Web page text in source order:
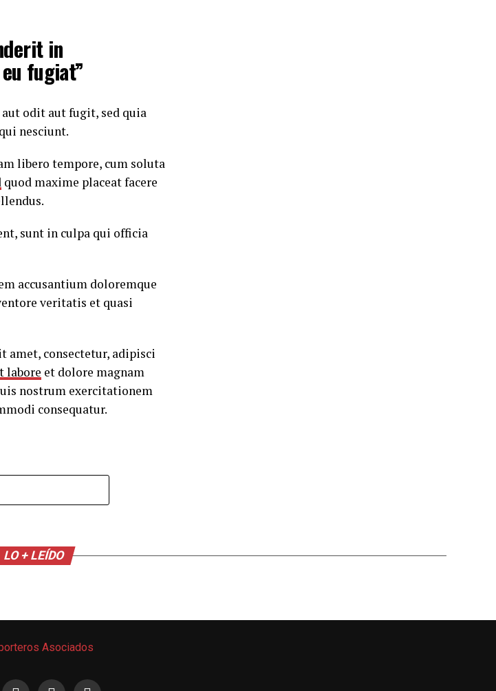
in
fugiat”
odit aut fugit, sed quia
nesciunt.
libero tempore, cum soluta
quod maxime placeat facere
sunt in culpa qui officia
accusantium doloremque
veritatis et quasi
amet, consectetur, adipisci
labore et dolore magnam
nostrum exercitationem
consequatur.
LO + LEÍDO